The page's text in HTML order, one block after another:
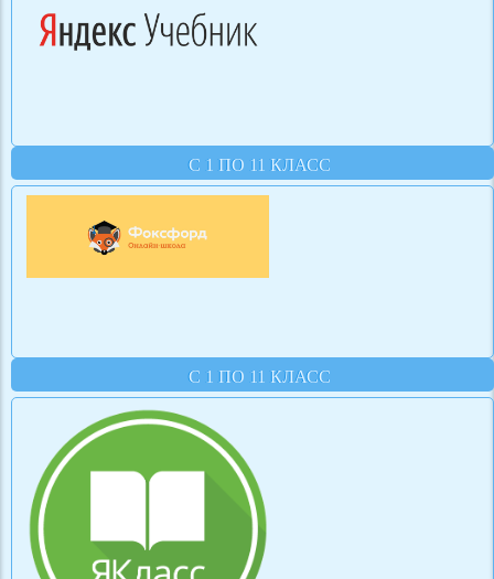
С 1 ПО 11 КЛАСС
С 1 ПО 11 КЛАСС